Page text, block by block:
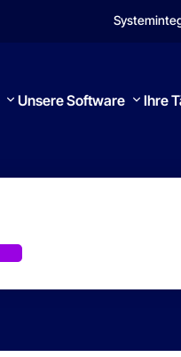
Unsere Software Ihre